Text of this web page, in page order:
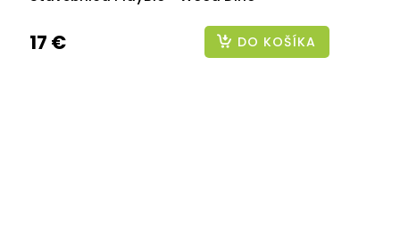
17 € DO KOŠÍKA